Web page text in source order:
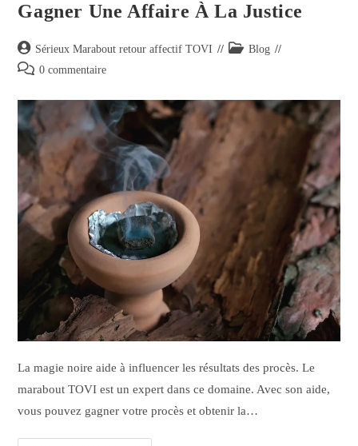
Gagner Une Affaire À La Justice
Sérieux Marabout retour affectif TOVI
Blog
0 commentaire
La magie noire aide à influencer les résultats des procès. Le
marabout TOVI est un expert dans ce domaine. Avec son aide,
vous pouvez gagner votre procès et obtenir la…